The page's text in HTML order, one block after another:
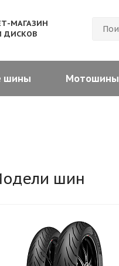
МАГАЗИН
ДИСКОВ
шины Мотошины
шин